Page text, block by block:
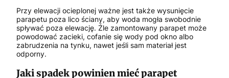
Przy elewacji ocieplonej ważne jest także wysunięcie
parapetu poza lico ściany, aby woda mogła swobodnie
spływać poza elewację. Źle zamontowany parapet może
powodować zacieki, cofanie się wody pod okno albo
zabrudzenia na tynku, nawet jeśli sam materiał jest
odporny.
Jaki spadek powinien mieć parapet